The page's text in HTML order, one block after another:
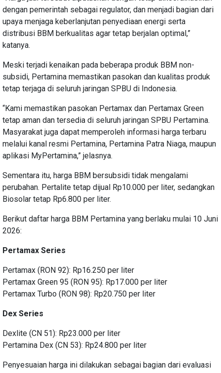
dengan pemerintah sebagai regulator, dan menjadi bagian dari
upaya menjaga keberlanjutan penyediaan energi serta
distribusi BBM berkualitas agar tetap berjalan optimal,”
katanya.
Meski terjadi kenaikan pada beberapa produk BBM non-
subsidi, Pertamina memastikan pasokan dan kualitas produk
tetap terjaga di seluruh jaringan SPBU di Indonesia.
“Kami memastikan pasokan Pertamax dan Pertamax Green
tetap aman dan tersedia di seluruh jaringan SPBU Pertamina.
Masyarakat juga dapat memperoleh informasi harga terbaru
melalui kanal resmi Pertamina, Pertamina Patra Niaga, maupun
aplikasi MyPertamina,” jelasnya.
Sementara itu, harga BBM bersubsidi tidak mengalami
perubahan. Pertalite tetap dijual Rp10.000 per liter, sedangkan
Biosolar tetap Rp6.800 per liter.
Berikut daftar harga BBM Pertamina yang berlaku mulai 10 Juni
2026:
Pertamax Series
Pertamax (RON 92): Rp16.250 per liter
Pertamax Green 95 (RON 95): Rp17.000 per liter
Pertamax Turbo (RON 98): Rp20.750 per liter
Dex Series
Dexlite (CN 51): Rp23.000 per liter
Pertamina Dex (CN 53): Rp24.800 per liter
Penyesuaian harga ini dilakukan sebagai bagian dari evaluasi